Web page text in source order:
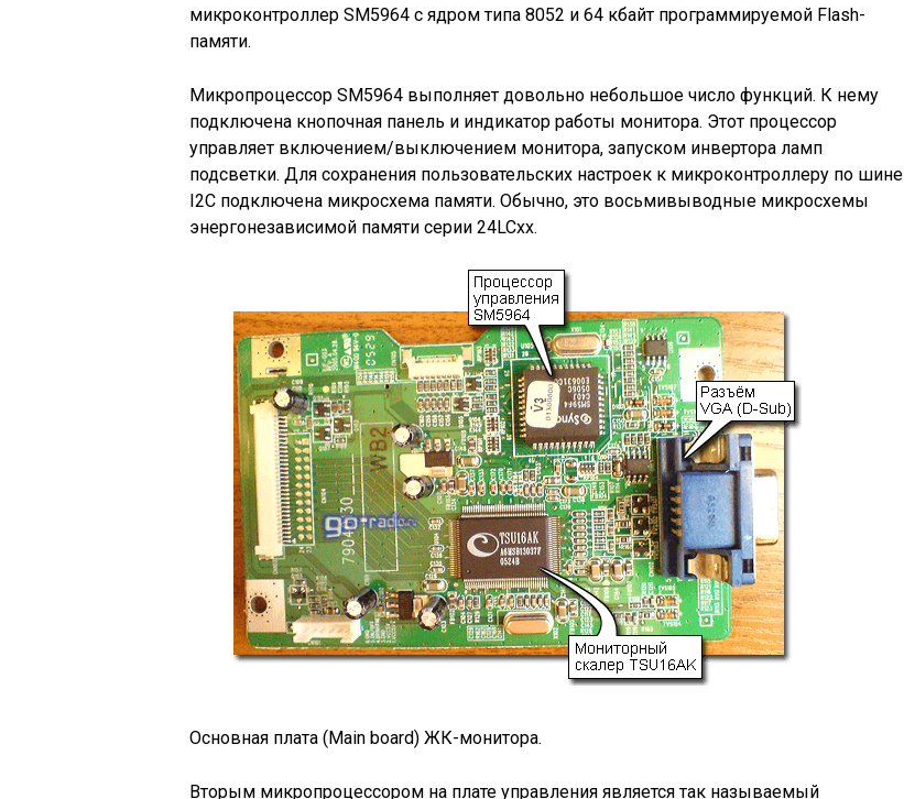
микроконтроллер SM5964 с ядром типа 8052 и 64 кбайт программируемой Flash-
памяти.
Микропроцессор SM5964 выполняет довольно небольшое число функций. К нему
подключена кнопочная панель и индикатор работы монитора. Этот процессор
управляет включением/выключением монитора, запуском инвертора ламп
подсветки. Для сохранения пользовательских настроек к микроконтроллеру по шине
I2C подключена микросхема памяти. Обычно, это восьмивыводные микросхемы
энергонезависимой памяти серии 24LCxx.
Основная плата (Main board) ЖК-монитора.
Вторым микропроцессором на плате управления является так называемый